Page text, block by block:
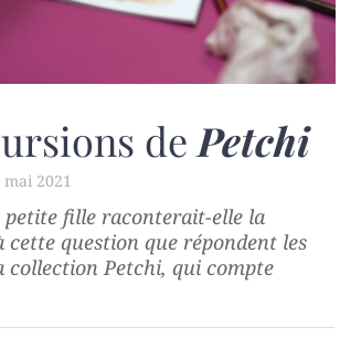
de Petchi
2021
petite fille raconterait-elle la
cette question que répondent les
collectionPetchi, qui compte